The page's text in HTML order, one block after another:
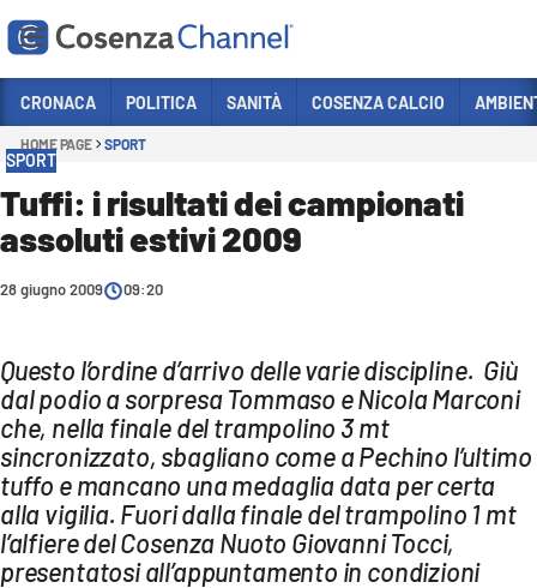
Sezioni
CRONACA
POLITICA
ITALIA MONDO
SANITÀ
SPORT
CULTURA
AMBIENTE
CRONACA POLITICA SANITÀ COSENZA CALCIO
HOME PAGE SPORT
SPORT
Tuffi: i risultati dei campionati
assoluti estivi 2009
28 giugno 2009 09:20
Questo l’ordine d’arrivo delle varie discipline. Giù
dal podio a sorpresa Tommaso e Nicola Marconi
che, nella finale del trampolino 3 mt
sincronizzato, sbagliano come a Pechino l’ultimo
tuffo e mancano una medaglia data per certa
alla vigilia. Fuori dalla finale del trampolino 1 mt
l’alfiere del Cosenza Nuoto Giovanni Tocci,
presentatosi all’appuntamento in condizioni